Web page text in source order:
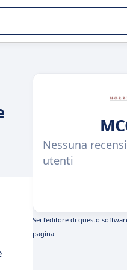
Nessuna
utenti
Sei l'editore di questo
pagina